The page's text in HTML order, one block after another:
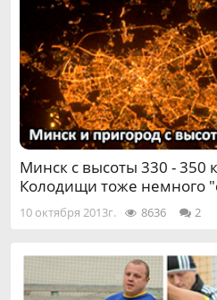
Минск с высоты 330 - 350
Колодищи тоже немного
10 октября 2013г. 8636 2